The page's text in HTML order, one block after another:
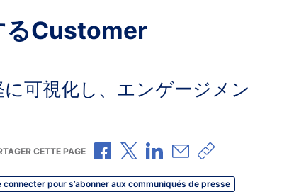
るCustomer
可視化し、エンゲージメン
CETTE PAGE Partager via Facebook
Partager via X
Partager via LinkedIn
Partager par e-mail
Copier le lien
connecter pour s’abonner aux communiqués de presse